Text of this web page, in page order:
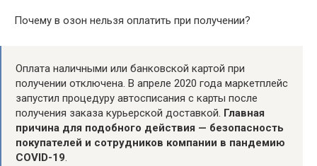
Почему в озон нельзя оплатить при получении?
Оплата наличными или банковской картой при
получении отключена. В апреле 2020 года маркетплейс
запустил процедуру автосписания с карты после
получения заказа курьерской доставкой. Главная
причина для подобного действия — безопасность
покупателей и сотрудников компании в пандемию
COVID-19.